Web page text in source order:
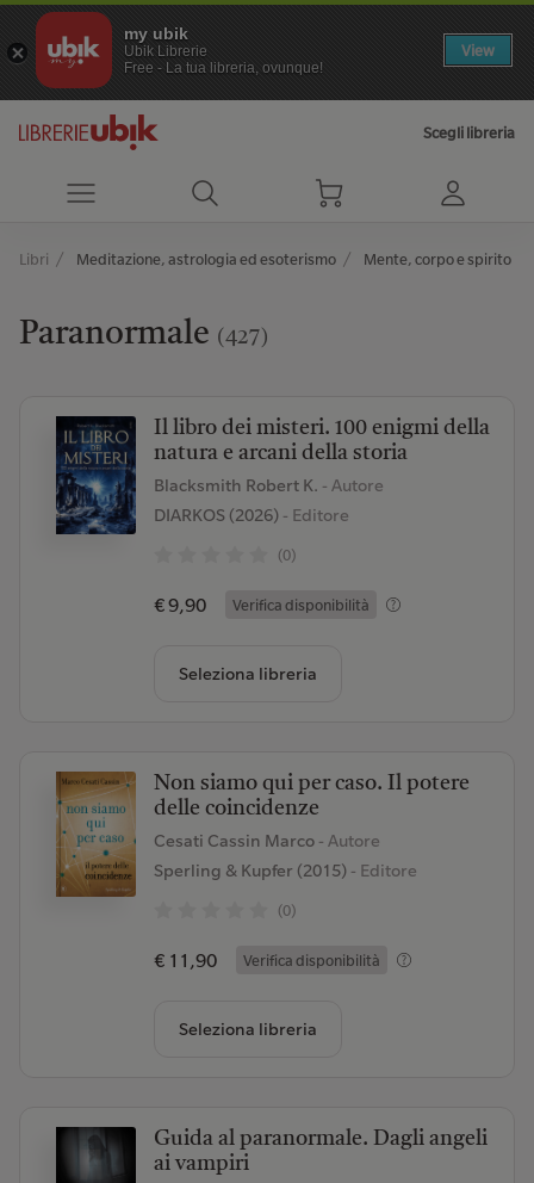
my ubik
Ubik Librerie
Free - La tua libreria, ovunque!
View
Scegli libreria
Libri Meditazione, astrologia ed esoterismo Mente, corpo e spirito
Paranormale (427)
Il libro dei misteri. 100 enigmi della
natura e arcani della storia
Blacksmith Robert K. - Autore
DIARKOS (2026)- Editore
(0)
€ 9,90 Verifica disponibilità
Seleziona libreria
Non siamo qui per caso. Il potere
delle coincidenze
Cesati Cassin Marco - Autore
Sperling & Kupfer (2015)- Editore
(0)
€ 11,90 Verifica disponibilità
Seleziona libreria
Guida al paranormale. Dagli angeli
ai vampiri